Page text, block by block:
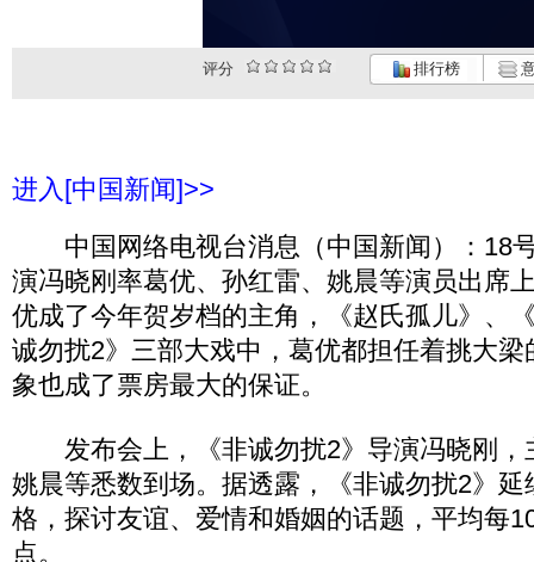
评分 排行榜
进入[中国新闻]>>
中国网络电视台消息（中国新闻）：18
演冯晓刚率葛优、孙红雷、姚晨等演员出席
优成了今年贺岁档的主角，《赵氏孤儿》、
诚勿扰2》三部大戏中，葛优都担任着挑大
象也成了票房最大的保证。
发布会上，《非诚勿扰2》导演冯晓刚，
姚晨等悉数到场。据透露，《非诚勿扰2》
格，探讨友谊、爱情和婚姻的话题，平均每
点。